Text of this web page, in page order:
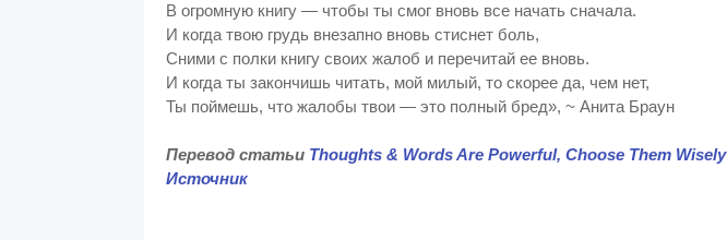
В огромную книгу — чтобы ты смог вновь все начать сначала.
И когда твою грудь внезапно вновь стиснет боль,
Сними с полки книгу своих жалоб и перечитай ее вновь.
И когда ты закончишь читать, мой милый, то скорее да, чем нет,
Ты поймешь, что жалобы твои — это полный бред», ~ Анита Браун
Перевод статьи Thoughts & Words Are Powerful, Choose Them Wisely
Источник